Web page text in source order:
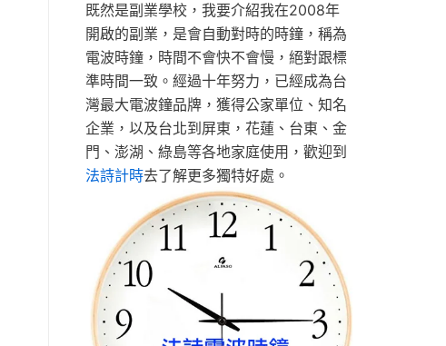
既然是副業學校，我要介紹我在2008年
開啟的副業，是會自動對時的時鐘，稱為
電波時鐘，時間不會快不會慢，絕對跟標
準時間一致。經過十年努力，已經成為台
灣最大電波鐘品牌，獲得公家單位、知名
企業，以及台北到屏東，花蓮、台東、金
門、澎湖、綠島等各地家庭使用，歡迎到
法詩計時去了解更多獨特好處。